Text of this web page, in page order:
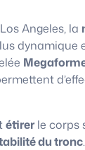
Angeles, la
dynamique
étirerle corps
du tronc.